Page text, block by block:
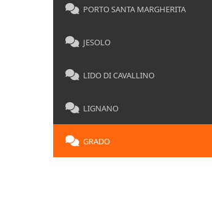
PORTO SANTA MARGHERITA
JESOLO
LIDO DI CAVALLINO
LIGNANO
GRADO